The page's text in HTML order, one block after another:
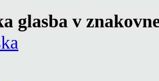
glasba v